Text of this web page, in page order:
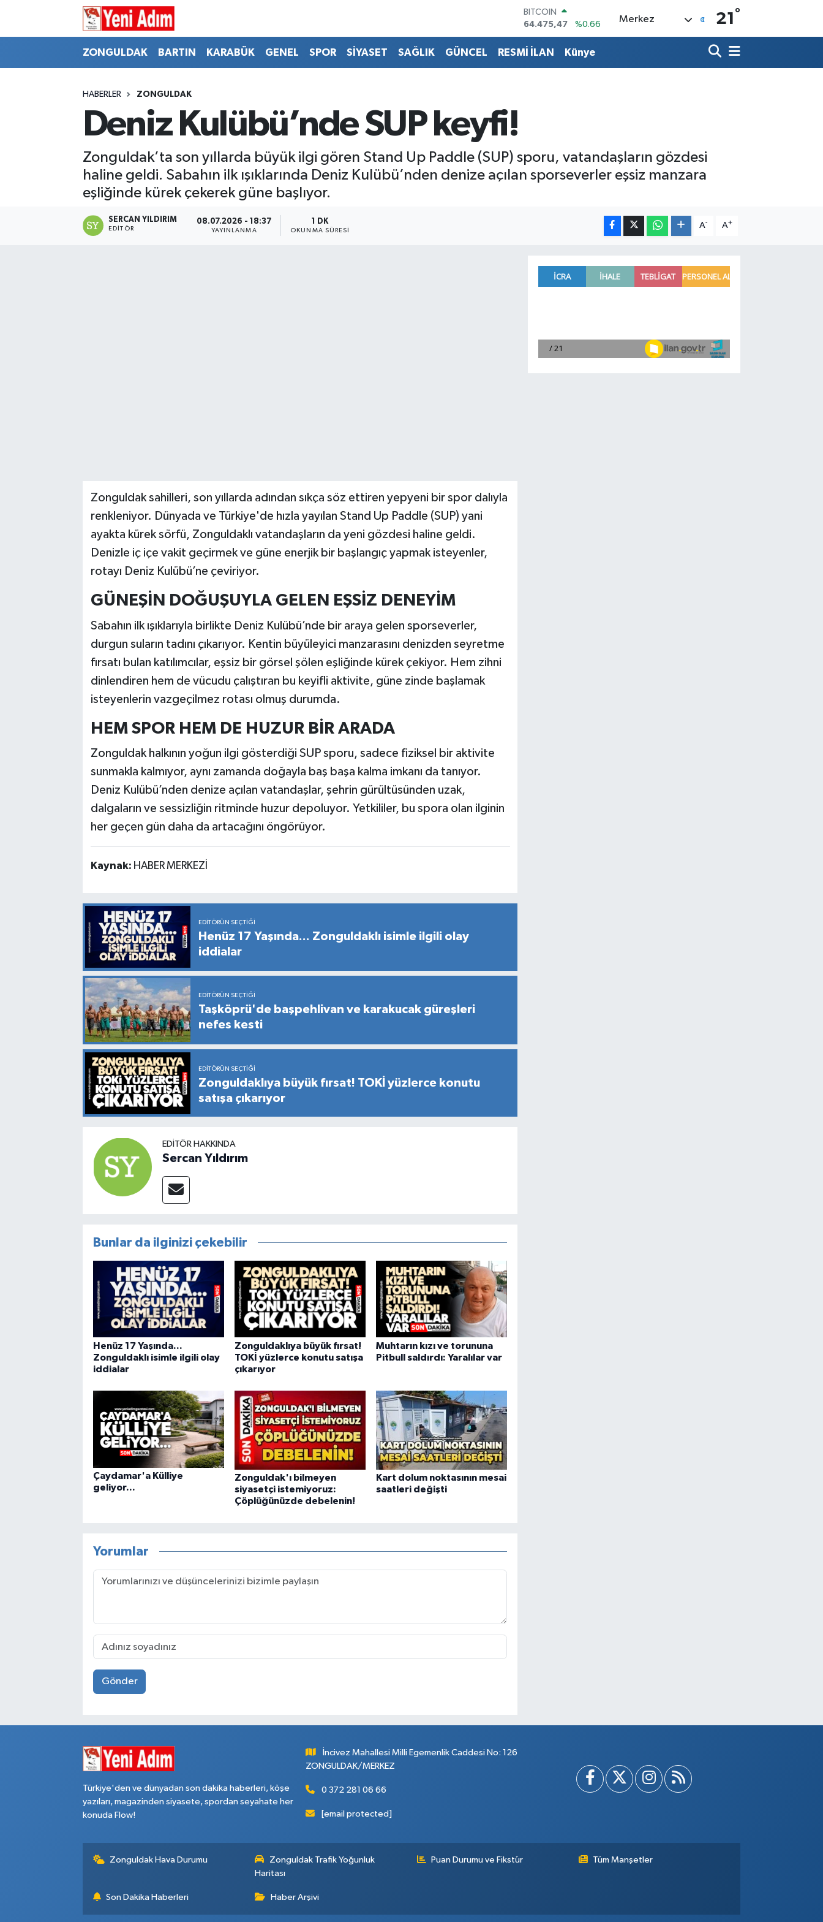
EURO
55,1336
%0.18
Merkez 21 °
ZONGULDAK BARTIN KARABÜK GENEL SPOR SİYASET SAĞLIK GÜNCEL RESMİ İLAN Künye
HABERLER ZONGULDAK
Deniz Kulübü’nde SUP keyfi!
Zonguldak’ta son yıllarda büyük ilgi gören Stand Up Paddle (SUP) sporu, vatandaşların gözdesi
haline geldi. Sabahın ilk ışıklarında Deniz Kulübü’nden denize açılan sporseverler eşsiz manzara
eşliğinde kürek çekerek güne başlıyor.
SERCAN YILDIRIM
EDITÖR
08.07.2026 - 18:37
YAYINLANMA
1 DK
OKUNMA SÜRESI
A- A+
Zonguldak sahilleri, son yıllarda adından sıkça söz ettiren yepyeni bir spor dalıyla
renkleniyor. Dünyada ve Türkiye'de hızla yayılan Stand Up Paddle (SUP) yani
ayakta kürek sörfü, Zonguldaklı vatandaşların da yeni gözdesi haline geldi.
Denizle iç içe vakit geçirmek ve güne enerjik bir başlangıç yapmak isteyenler,
rotayı Deniz Kulübü’ne çeviriyor.
GÜNEŞİN DOĞUŞUYLA GELEN EŞSİZ DENEYİM
Sabahın ilk ışıklarıyla birlikte Deniz Kulübü’nde bir araya gelen sporseverler,
durgun suların tadını çıkarıyor. Kentin büyüleyici manzarasını denizden seyretme
fırsatı bulan katılımcılar, eşsiz bir görsel şölen eşliğinde kürek çekiyor. Hem zihni
dinlendiren hem de vücudu çalıştıran bu keyifli aktivite, güne zinde başlamak
isteyenlerin vazgeçilmez rotası olmuş durumda.
HEM SPOR HEM DE HUZUR BİR ARADA
Zonguldak halkının yoğun ilgi gösterdiği SUP sporu, sadece fiziksel bir aktivite
sunmakla kalmıyor, aynı zamanda doğayla baş başa kalma imkanı da tanıyor.
Deniz Kulübü’nden denize açılan vatandaşlar, şehrin gürültüsünden uzak,
dalgaların ve sessizliğin ritminde huzur depoluyor. Yetkililer, bu spora olan ilginin
her geçen gün daha da artacağını öngörüyor.
Kaynak: HABER MERKEZİ
EDITÖRÜN SEÇTIĞI
Henüz 17 Yaşında... Zonguldaklı isimle ilgili olay
iddialar
EDITÖRÜN SEÇTIĞI
Taşköprü'de başpehlivan ve karakucak güreşleri
nefes kesti
EDITÖRÜN SEÇTIĞI
Zonguldaklıya büyük fırsat! TOKİ yüzlerce konutu
satışa çıkarıyor
EDITÖR HAKKINDA
Sercan Yıldırım
Bunlar da ilginizi çekebilir
Henüz 17 Yaşında...
Zonguldaklı isimle ilgili olay
iddialar
Zonguldaklıya büyük fırsat!
TOKİ yüzlerce konutu satışa
çıkarıyor
Muhtarın kızı ve torununa
Pitbull saldırdı: Yaralılar var
Çaydamar'a Külliye
geliyor...
Zonguldak'ı bilmeyen
siyasetçi istemiyoruz:
Çöplüğünüzde debelenin!
Kart dolum noktasının mesai
saatleri değişti
Yorumlar
Gönder
Türkiye'den ve dünyadan son dakika haberleri, köşe
yazıları, magazinden siyasete, spordan seyahate her
konuda Flow!
İncivez Mahallesi Milli Egemenlik Caddesi No: 126
ZONGULDAK/MERKEZ
0 372 281 06 66
[email protected]
Zonguldak Hava Durumu
Zonguldak Trafik Yoğunluk
Haritası
Puan Durumu ve Fikstür Tüm Manşetler
Son Dakika Haberleri Haber Arşivi
ZONGULDAK
ZONGULDAK
Zonguldak Hava Durumu
Süper Lig Puan Durumu ve Fikstür
Son Dakika Haberleri
Haber Arşivi